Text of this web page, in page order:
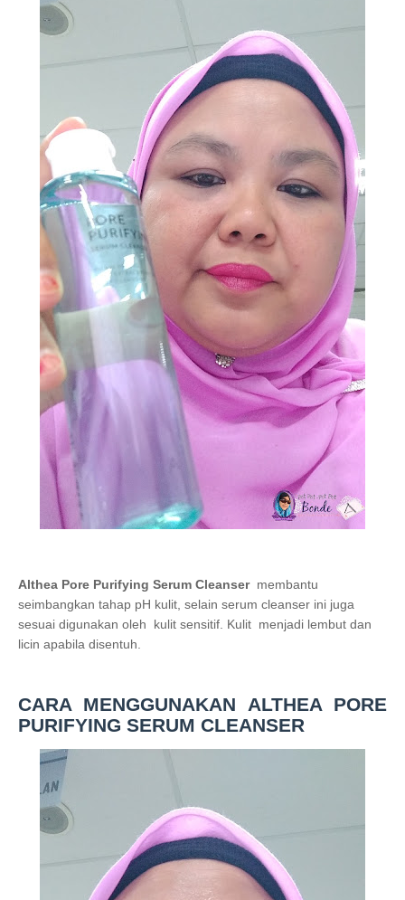
Althea Pore Purifying Serum Cleansermembantu
seimbangkan tahap pH kulit, selain serum cleanser ini juga
sesuai digunakan oleh kulit sensitif. Kulit menjadi lembut dan
licin apabila disentuh.
CARA MENGGUNAKAN ALTHEA PORE
PURIFYING SERUM CLEANSER